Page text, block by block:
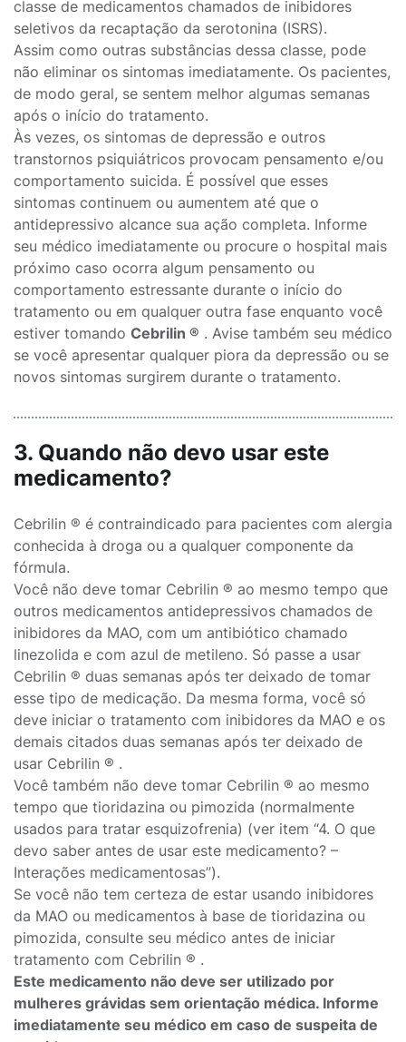
classe de medicamentos chamados de inibidores
seletivos da recaptação da serotonina (ISRS).
Assim como outras substâncias dessa classe, pode
não eliminar os sintomas imediatamente. Os pacientes,
de modo geral, se sentem melhor algumas semanas
após o início do tratamento.
Às vezes, os sintomas de depressão e outros
transtornos psiquiátricos provocam pensamento e/ou
comportamento suicida. É possível que esses
sintomas continuem ou aumentem até que o
antidepressivo alcance sua ação completa. Informe
seu médico imediatamente ou procure o hospital mais
próximo caso ocorra algum pensamento ou
comportamento estressante durante o início do
tratamento ou em qualquer outra fase enquanto você
estiver tomando Cebrilin ® . Avise também seu médico
se você apresentar qualquer piora da depressão ou se
novos sintomas surgirem durante o tratamento.
3. Quando não devo usar este
medicamento?
Cebrilin ® é contraindicado para pacientes com alergia
conhecida à droga ou a qualquer componente da
fórmula.
Você não deve tomar Cebrilin ® ao mesmo tempo que
outros medicamentos antidepressivos chamados de
inibidores da MAO, com um antibiótico chamado
linezolida e com azul de metileno. Só passe a usar
Cebrilin ® duas semanas após ter deixado de tomar
esse tipo de medicação. Da mesma forma, você só
deve iniciar o tratamento com inibidores da MAO e os
demais citados duas semanas após ter deixado de
usar Cebrilin ® .
Você também não deve tomar Cebrilin ® ao mesmo
tempo que tioridazina ou pimozida (normalmente
usados para tratar esquizofrenia) (ver item “4. O que
devo saber antes de usar este medicamento? –
Interações medicamentosas”).
Se você não tem certeza de estar usando inibidores
da MAO ou medicamentos à base de tioridazina ou
pimozida, consulte seu médico antes de iniciar
tratamento com Cebrilin ® .
Este medicamento não deve ser utilizado por
mulheres grávidas sem orientação médica. Informe
imediatamente seu médico em caso de suspeita de